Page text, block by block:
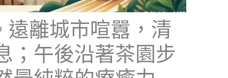
遠離城市喧囂，清
；午後沿著茶園步